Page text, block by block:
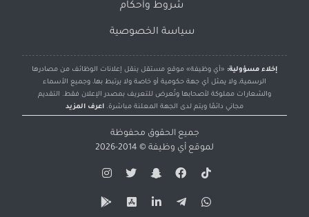
شروط وأحكام
سياسة الخصوصية
إخلاء مسؤولية: «أي وظيفة» موقع مستقل ينقل إعلانات الوظائف من مصادرها
الرسمية، ولا يمثل أي جهة حكومية أو خاصة ولا يرتبط بها، وجميع الأسماء
والشعارات مملوكة لأصحابها وتُعرض للتعريف بمصدر الإعلان فقط. التقديم
مجاني دائمًا ويتم لدى الجهة المعلنة مباشرة. اعرف المزيد
جميع الحقوق محفوظة
لموقع أي وظيفة © 2014-2026